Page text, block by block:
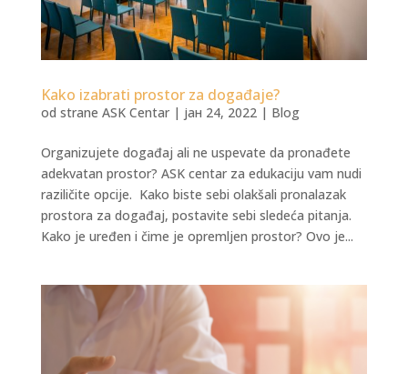
Kako izabrati prostor za događaje?
od strane ASK Centar| јан 24, 2022| Blog
Organizujete događaj ali ne uspevate da pronađete
adekvatan prostor? ASK centar za edukaciju vam nudi
raziličite opcije. Kako biste sebi olakšali pronalazak
prostora za događaj, postavite sebi sledeća pitanja.
Kako je uređen i čime je opremljen prostor? Ovo je...